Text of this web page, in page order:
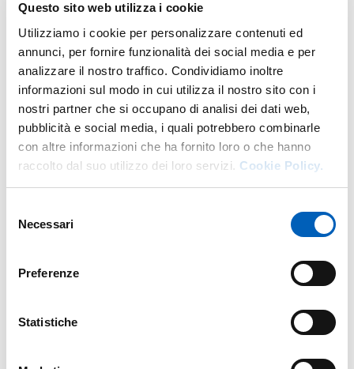
Questo sito web utilizza i cookie
Utilizziamo i cookie per personalizzare contenuti ed
annunci, per fornire funzionalità dei social media e per
analizzare il nostro traffico. Condividiamo inoltre
informazioni sul modo in cui utilizza il nostro sito con i
nostri partner che si occupano di analisi dei dati web,
pubblicità e social media, i quali potrebbero combinarle
con altre informazioni che ha fornito loro o che hanno
raccolto dal suo utilizzo dei loro servizi. Cookie Policy.
delNecessari
Preferenze
Statistiche
politiche e sociali - Ingegneria civile, dell’ambiente e del
territorio, Architettura e Design - Scienze dell’antichità,
letterarie, artistiche, storiche, filosofiche, pedagogiche e
psicologiche - Ingegneria industriale e dell’informazione -
Chimica e Biologia - Agraria, Veterinaria e Scienze
forestali - Scienze della Terra - Matematica, Fisica e
Informatica - Medicina.
È possibile presentare le proprie candidaturefino al 31
gennaio 2026 sulla piattaforma dedicata accessibile dal
abbiano conseguito la laurea magistrale o magistrale a
2022-2023 e 2023-2024.
euro. È prevista inoltre la possibilità di pubblicare le tesi
disponibili a un network di aziende di primo piano nel